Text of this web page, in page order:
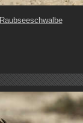
Raubseeschwalbe